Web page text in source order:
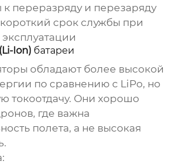
к переразряду и перезаряду
срок службы при
Ion) батареи
обладают более высокой
по сравнению с LiPo, но
токоотдачу. Они хорошо
где важна
полета, а не высокая